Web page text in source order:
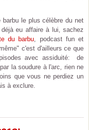
le plus célèbre du net
eu affaire à lui, sachez
du barbu, podcast fun et
c'est d'ailleurs ce que
avec assiduité: de
la soudure à l'arc, rien ne
que vous ne perdiez un
à exclure.